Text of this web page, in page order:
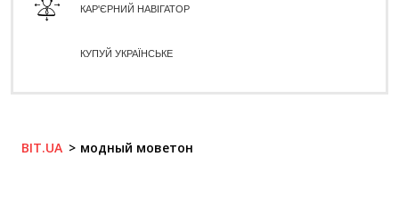
КАР'ЄРНИЙ НАВІГАТОР
КУПУЙ УКРАЇНСЬКЕ
BIT.UA модный моветон